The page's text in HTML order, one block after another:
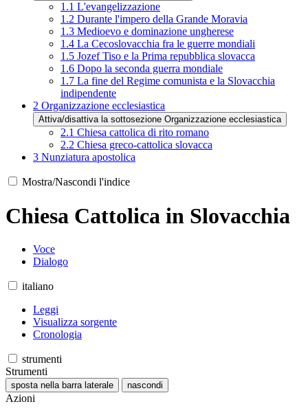
1.1 L'evangelizzazione
1.2 Durante l'impero della Grande Moravia
1.3 Medioevo e dominazione ungherese
1.4 La Cecoslovacchia fra le guerre mondiali
1.5 Jozef Tiso e la Prima repubblica slovacca
1.6 Dopo la seconda guerra mondiale
1.7 La fine del Regime comunista e la Slovacchia
indipendente
2 Organizzazione ecclesiastica
Attiva/disattiva la sottosezione Organizzazione ecclesiastica
2.1 Chiesa cattolica di rito romano
2.2 Chiesa greco-cattolica slovacca
3 Nunziatura apostolica
Mostra/Nascondi l'indice
Chiesa Cattolica in Slovacchia
Voce
Dialogo
italiano
Leggi
Visualizza sorgente
Cronologia
strumenti
Strumenti
sposta nella barra laterale nascondi
Azioni